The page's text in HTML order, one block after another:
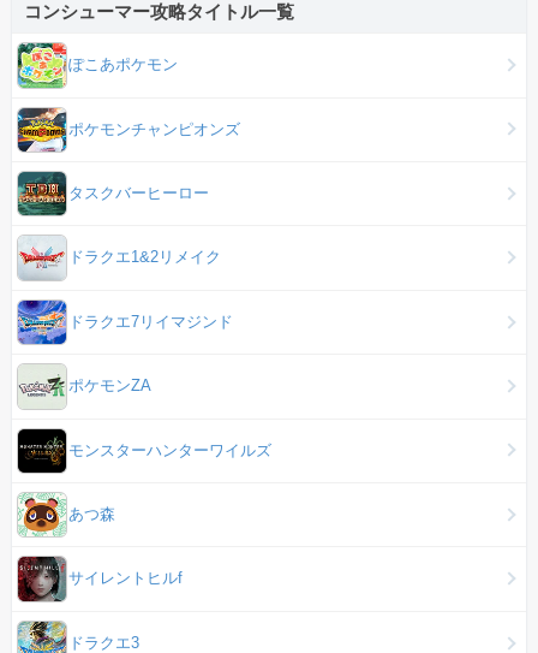
コンシューマー攻略タイトル一覧
ぽこあポケモン
ポケモンチャンピオンズ
タスクバーヒーロー
ドラクエ1&2リメイク
ドラクエ7リイマジンド
ポケモンZA
モンスターハンターワイルズ
あつ森
サイレントヒルf
ドラクエ3